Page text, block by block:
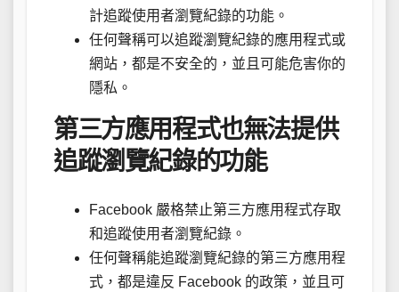
計追蹤使用者瀏覽紀錄的功能。
任何聲稱可以追蹤瀏覽紀錄的應用程式或
網站，都是不安全的，並且可能危害你的
隱私。
第三方應用程式也無法提供
追蹤瀏覽紀錄的功能
Facebook 嚴格禁止第三方應用程式存取
和追蹤使用者瀏覽紀錄。
任何聲稱能追蹤瀏覽紀錄的第三方應用程
式，都是違反 Facebook 的政策，並且可